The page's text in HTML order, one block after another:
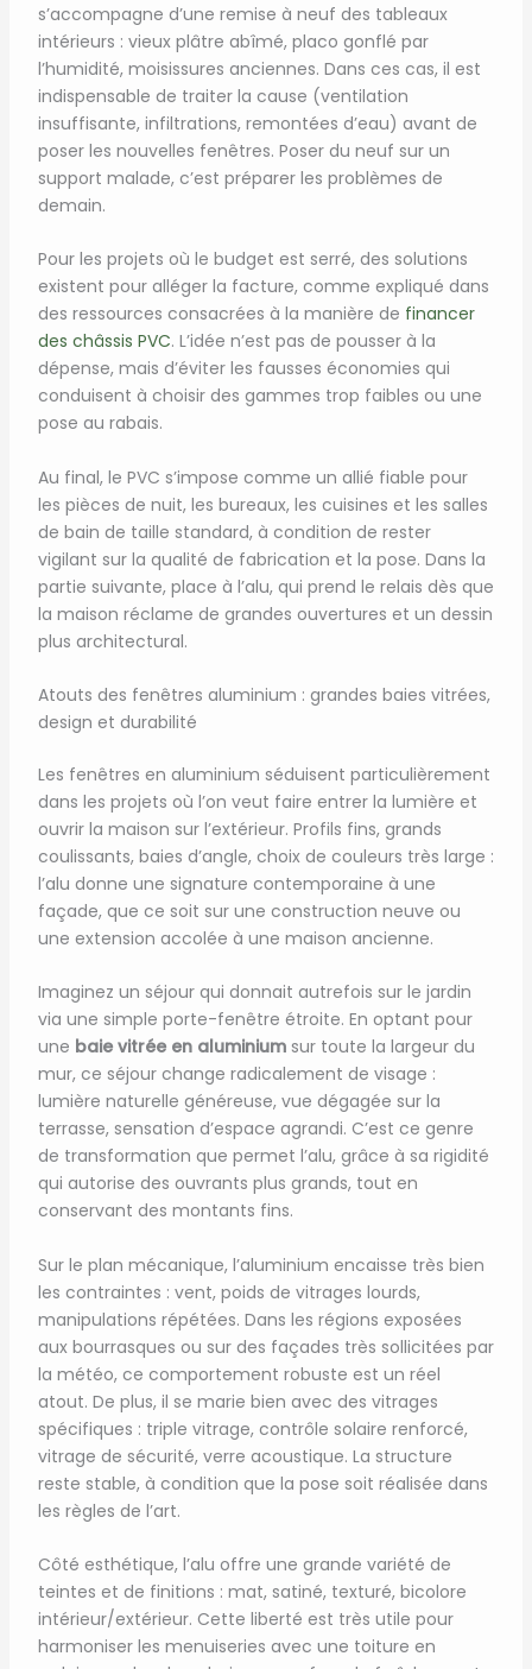
s’accompagne d’une remise à neuf des tableaux
intérieurs : vieux plâtre abîmé, placo gonflé par
l’humidité, moisissures anciennes. Dans ces cas, il est
indispensable de traiter la cause (ventilation
insuffisante, infiltrations, remontées d’eau) avant de
poser les nouvelles fenêtres. Poser du neuf sur un
support malade, c’est préparer les problèmes de
demain.
Pour les projets où le budget est serré, des solutions
existent pour alléger la facture, comme expliqué dans
des ressources consacrées à la manière de financer
des châssis PVC. L’idée n’est pas de pousser à la
dépense, mais d’éviter les fausses économies qui
conduisent à choisir des gammes trop faibles ou une
pose au rabais.
Au final, le PVC s’impose comme un allié fiable pour
les pièces de nuit, les bureaux, les cuisines et les salles
de bain de taille standard, à condition de rester
vigilant sur la qualité de fabrication et la pose. Dans la
partie suivante, place à l’alu, qui prend le relais dès que
la maison réclame de grandes ouvertures et un dessin
plus architectural.
Atouts des fenêtres aluminium : grandes baies vitrées,
design et durabilité
Les fenêtres en aluminium séduisent particulièrement
dans les projets où l’on veut faire entrer la lumière et
ouvrir la maison sur l’extérieur. Profils fins, grands
coulissants, baies d’angle, choix de couleurs très large :
l’alu donne une signature contemporaine à une
façade, que ce soit sur une construction neuve ou
une extension accolée à une maison ancienne.
Imaginez un séjour qui donnait autrefois sur le jardin
via une simple porte-fenêtre étroite. En optant pour
une baie vitrée en aluminiumsur toute la largeur du
mur, ce séjour change radicalement de visage :
lumière naturelle généreuse, vue dégagée sur la
terrasse, sensation d’espace agrandi. C’est ce genre
de transformation que permet l’alu, grâce à sa rigidité
qui autorise des ouvrants plus grands, tout en
conservant des montants fins.
Sur le plan mécanique, l’aluminium encaisse très bien
les contraintes : vent, poids de vitrages lourds,
manipulations répétées. Dans les régions exposées
aux bourrasques ou sur des façades très sollicitées par
la météo, ce comportement robuste est un réel
atout. De plus, il se marie bien avec des vitrages
spécifiques : triple vitrage, contrôle solaire renforcé,
vitrage de sécurité, verre acoustique. La structure
reste stable, à condition que la pose soit réalisée dans
les règles de l’art.
Côté esthétique, l’alu offre une grande variété de
teintes et de finitions : mat, satiné, texturé, bicolore
intérieur/extérieur. Cette liberté est très utile pour
harmoniser les menuiseries avec une toiture en